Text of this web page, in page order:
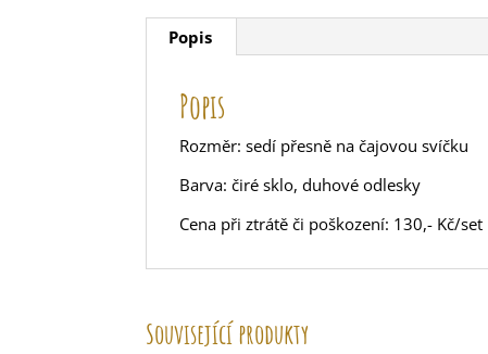
Popis
Popis
Rozměr: sedí přesně na čajovou svíčku
Barva: čiré sklo, duhové odlesky
Cena při ztrátě či poškození: 130,- Kč/set
Související produkty